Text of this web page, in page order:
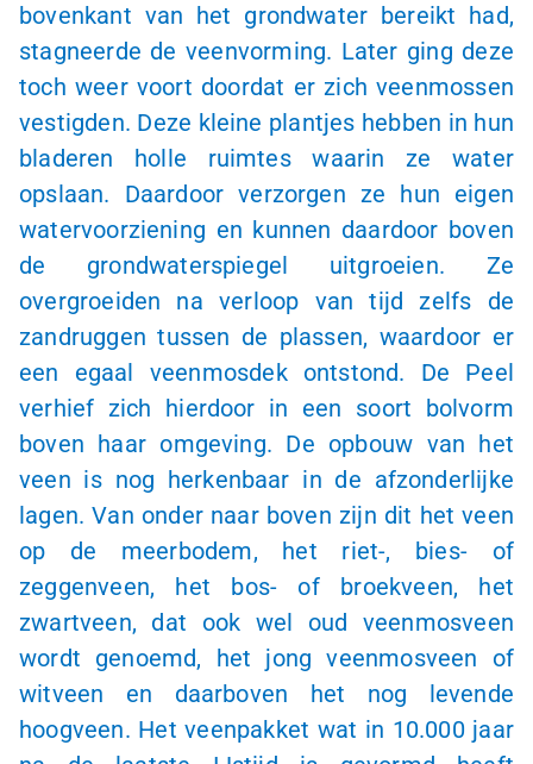
bovenkant van het grondwater bereikt had,
stagneerde de veenvorming. Later ging deze
toch weer voort doordat er zich veenmossen
vestigden. Deze kleine plantjes hebben in hun
bladeren holle ruimtes waarin ze water
opslaan. Daardoor verzorgen ze hun eigen
watervoorziening en kunnen daardoor boven
de grondwaterspiegel uitgroeien. Ze
overgroeiden na verloop van tijd zelfs de
zandruggen tussen de plassen, waardoor er
een egaal veenmosdek ontstond. De Peel
verhief zich hierdoor in een soort bolvorm
boven haar omgeving. De opbouw van het
veen is nog herkenbaar in de afzonderlijke
lagen. Van onder naar boven zijn dit het veen
op de meerbodem, het riet-, bies- of
zeggenveen, het bos- of broekveen, het
zwartveen, dat ook wel oud veenmosveen
wordt genoemd, het jong veenmosveen of
witveen en daarboven het nog levende
hoogveen. Het veenpakket wat in 10.000 jaar